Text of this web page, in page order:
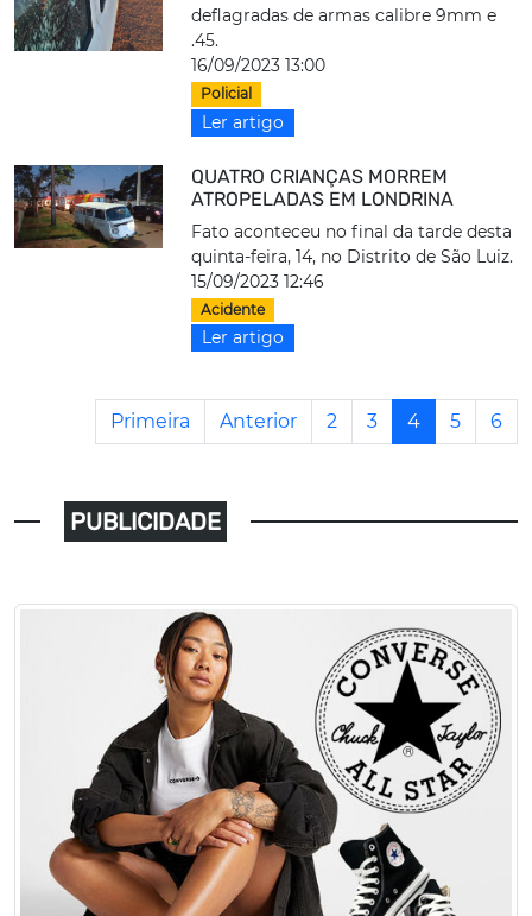
deflagradas de armas calibre 9mm e
.45.
16/09/2023 13:00
Policial
Ler artigo
QUATRO CRIANÇAS MORREM
ATROPELADAS EM LONDRINA
Fato aconteceu no final da tarde desta
quinta-feira, 14, no Distrito de São Luiz.
15/09/2023 12:46
Acidente
Ler artigo
Primeira Anterior 2 3 4 5 6
PUBLICIDADE